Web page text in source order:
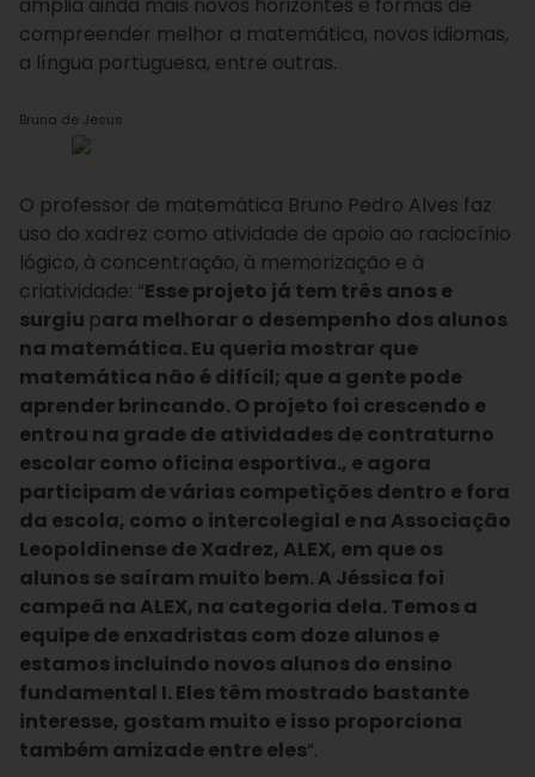
compreender melhor a matemática, novos idiomas,
a língua portuguesa, entre outras.
Bruna de Jesus
O professor de matemática Bruno Pedro Alves faz
uso do xadrez como atividade de apoio ao raciocínio
lógico, à concentração, à memorização e à
criatividade: “Esse projeto já tem três anos e
surgiu para melhorar o desempenho dos alunos
na matemática. Eu queria mostrar que
matemática não é difícil; que a gente pode
aprender brincando. O projeto foi crescendo e
entrou na grade de atividades de contraturno
escolar como oficina esportiva., e agora
participam de várias competições dentro e fora
da escola, como o intercolegial e na Associação
Leopoldinense de Xadrez, ALEX, em que os
alunos se saíram muito bem. A Jéssica foi
campeã na ALEX, na categoria dela. Temos a
equipe de enxadristas com doze alunos e
estamos incluindo novos alunos do ensino
fundamental I. Eles têm mostrado bastante
interesse, gostam muito e isso proporciona
também amizade entre eles“.